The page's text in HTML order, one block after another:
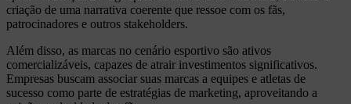
criação de uma narrativa coerente que ressoe com os fãs,
patrocinadores e outros stakeholders.
Além disso, as marcas no cenário esportivo são ativos
comercializáveis, capazes de atrair investimentos significativos.
Empresas buscam associar suas marcas a equipes e atletas de
sucesso como parte de estratégias de marketing, aproveitando a